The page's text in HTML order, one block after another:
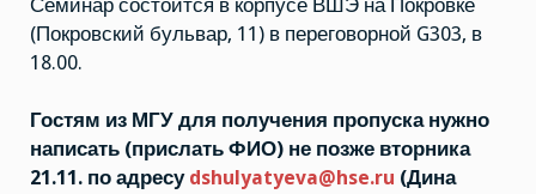
Семинар состоится в корпусе ВШЭ на Покровке
(Покровский бульвар, 11) в переговорной G303, в
18.00.
Гостям из МГУ для получения пропуска нужно
написать (прислать ФИО) не позже вторника
21.11. по адресу dshulyatyeva@hse.ru (Дина